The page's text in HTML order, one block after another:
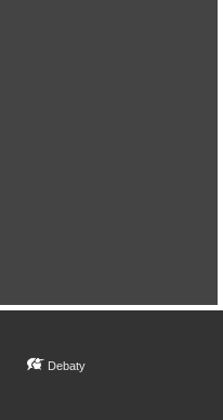
Debaty